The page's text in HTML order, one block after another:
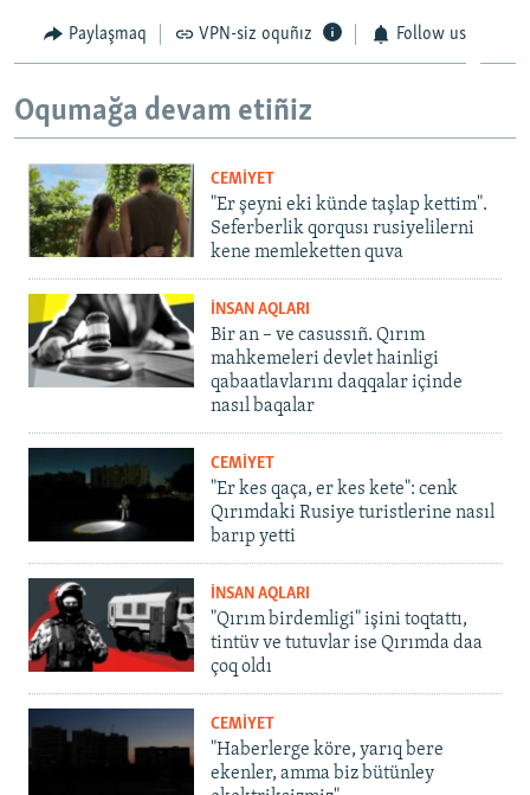
Paylaşmaq VPN-siz oquñız Follow us
Oqumağa devam etiñiz
CEMİYET
"Er şeyni eki künde taşlap kettim".
Seferberlik qorqusı rusiyelilerni
kene memleketten quva
İNSAN AQLARI
Bir an – ve casussıñ. Qırım
mahkemeleri devlet hainligi
qabaatlavlarını daqqalar içinde
nasıl baqalar
CEMİYET
"Er kes qaça, er kes kete": cenk
Qırımdaki Rusiye turistlerine nasıl
barıp yetti
İNSAN AQLARI
"Qırım birdemligi" işini toqtattı,
tintüv ve tutuvlar ise Qırımda daa
çoq oldı
CEMİYET
"Haberlerge köre, yarıq bere
ekenler, amma biz bütünley